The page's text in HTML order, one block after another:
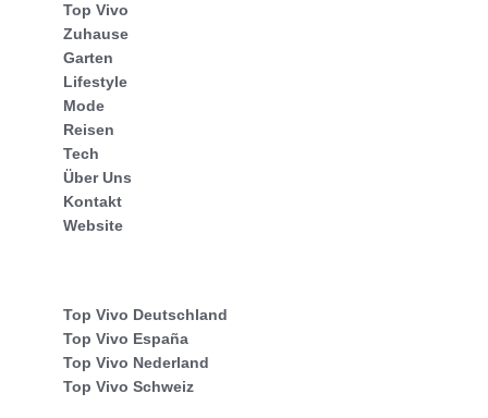
Top Vivo
Zuhause
Garten
Lifestyle
Mode
Reisen
Tech
Über Uns
Kontakt
Website
Top Vivo Deutschland
Top Vivo España
Top Vivo Nederland
Top Vivo Schweiz